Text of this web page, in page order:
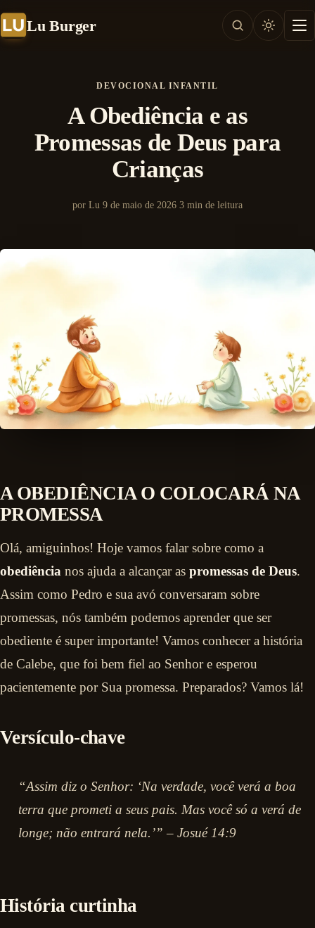
Lu Burger
DEVOCIONAL INFANTIL
A Obediência e as
Promessas de Deus para
Crianças
por Lu 9 de maio de 2026 3 min de leitura
A OBEDIÊNCIA O COLOCARÁ NA
PROMESSA
Olá, amiguinhos! Hoje vamos falar sobre como a
obediência nos ajuda a alcançar as promessas de Deus.
Assim como Pedro e sua avó conversaram sobre
promessas, nós também podemos aprender que ser
obediente é super importante! Vamos conhecer a história
de Calebe, que foi bem fiel ao Senhor e esperou
pacientemente por Sua promessa. Preparados? Vamos lá!
Versículo-chave
“Assim diz o Senhor: ‘Na verdade, você verá a boa
terra que prometi a seus pais. Mas você só a verá de
longe; não entrará nela.’” – Josué 14:9
História curtinha